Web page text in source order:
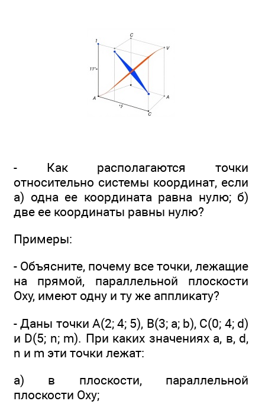
- Как располагаются точки
относительно системы координат, если
а) одна ее координата равна нулю; б)
две ее координаты равны нулю?
Примеры:
- Объясните, почему все точки, лежащие
на прямой, параллельной плоскости
Оху, имеют одну и ту же аппликату?
- Даны точки А(2; 4; 5), В(3; а; b), С(0; 4; d)
и D(5; n; m). При каких значениях а, в, d,
n и m эти точки лежат:
а) в плоскости, параллельной
плоскости Оху;